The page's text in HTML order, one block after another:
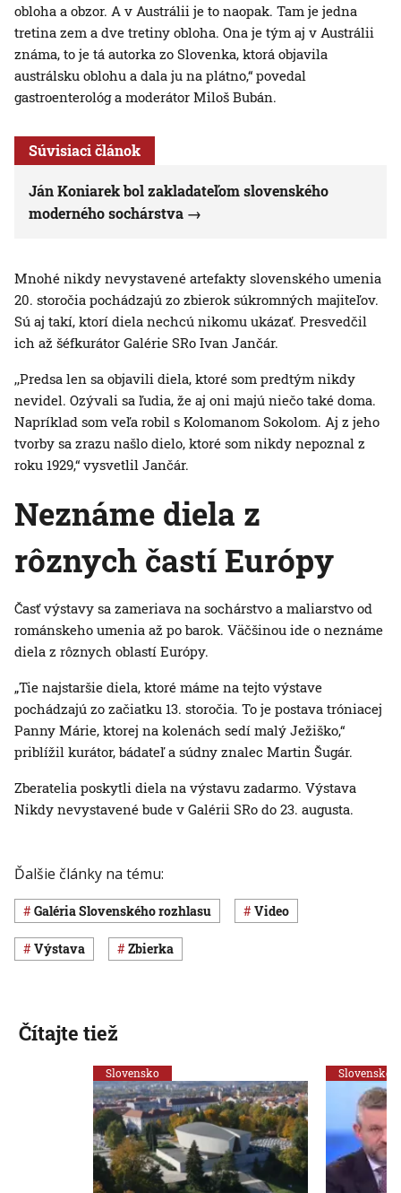
obloha a obzor. A v Austrálii je to naopak. Tam je jedna
tretina zem a dve tretiny obloha. Ona je tým aj v Austrálii
známa, to je tá autorka zo Slovenka, ktorá objavila
austrálsku oblohu a dala ju na plátno,“ povedal
gastroenterológ a moderátor Miloš Bubán.
Súvisiaci článok
Ján Koniarek bol zakladateľom slovenského
moderného sochárstva
Mnohé nikdy nevystavené artefakty slovenského umenia
20. storočia pochádzajú zo zbierok súkromných majiteľov.
Sú aj takí, ktorí diela nechcú nikomu ukázať. Presvedčil
ich až šéfkurátor Galérie SRo Ivan Jančár.
,,Predsa len sa objavili diela, ktoré som predtým nikdy
nevidel. Ozývali sa ľudia, že aj oni majú niečo také doma.
Napríklad som veľa robil s Kolomanom Sokolom. Aj z jeho
tvorby sa zrazu našlo dielo, ktoré som nikdy nepoznal z
roku 1929,“ vysvetlil Jančár.
Neznáme diela z
rôznych častí Európy
Časť výstavy sa zameriava na sochárstvo a maliarstvo od
románskeho umenia až po barok. Väčšinou ide o neznáme
diela z rôznych oblastí Európy.
„Tie najstaršie diela, ktoré máme na tejto výstave
pochádzajú zo začiatku 13. storočia. To je postava tróniacej
Panny Márie, ktorej na kolenách sedí malý Ježiško,“
priblížil kurátor, bádateľ a súdny znalec Martin Šugár.
Zberatelia poskytli diela na výstavu zadarmo. Výstava
Nikdy nevystavené bude v Galérii SRo do 23. augusta.
Ďalšie články na tému:
Galéria Slovenského rozhlasu Video
výstava zbierka
Čítajte tiež
Slovensko Slovensko